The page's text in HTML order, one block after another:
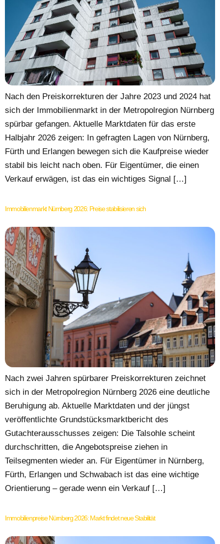
Nach den Preiskorrekturen der Jahre 2023 und 2024 hat
sich der Immobilienmarkt in der Metropolregion Nürnberg
spürbar gefangen. Aktuelle Marktdaten für das erste
Halbjahr 2026 zeigen: In gefragten Lagen von Nürnberg,
Fürth und Erlangen bewegen sich die Kaufpreise wieder
stabil bis leicht nach oben. Für Eigentümer, die einen
Verkauf erwägen, ist das ein wichtiges Signal […]
Immobilienmarkt Nürnberg 2026: Preise stabilisieren sich
Nach zwei Jahren spürbarer Preiskorrekturen zeichnet
sich in der Metropolregion Nürnberg 2026 eine deutliche
Beruhigung ab. Aktuelle Marktdaten und der jüngst
veröffentlichte Grundstücksmarktbericht des
Gutachterausschusses zeigen: Die Talsohle scheint
durchschritten, die Angebotspreise ziehen in
Teilsegmenten wieder an. Für Eigentümer in Nürnberg,
Fürth, Erlangen und Schwabach ist das eine wichtige
Orientierung – gerade wenn ein Verkauf […]
Immobilienpreise Nürnberg 2026: Markt findet neue Stabilität